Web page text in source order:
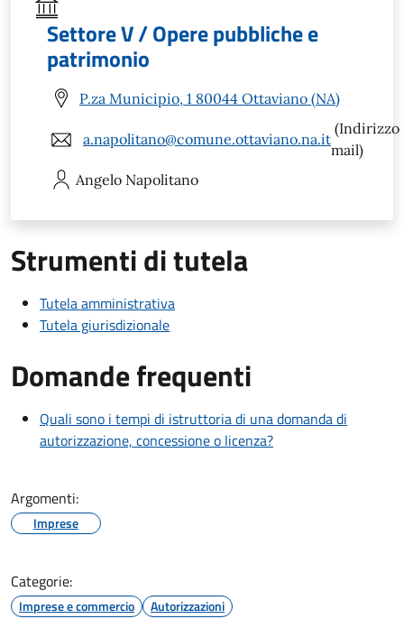
Settore V / Opere pubbliche e
patrimonio
P.za Municipio, 1 80044 Ottaviano (NA)
a.napolitano@comune.ottaviano.na.it
(Indirizzo
mail)
Angelo Napolitano
Strumenti di tutela
Tutela amministrativa
Tutela giurisdizionale
Domande frequenti
Quali sono i tempi di istruttoria di una domanda di
autorizzazione, concessione o licenza?
Argomenti:
Imprese
Categorie:
Imprese e commercio Autorizzazioni